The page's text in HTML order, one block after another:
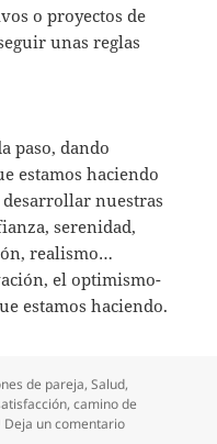
o proyectos de
unas reglas
paso, dando
estamos haciendo
nuestras
serenidad,
realismo…
el optimismo-
estamos haciendo.
de pareja,Salud,
,camino de
Deja un comentarioen Los atajos